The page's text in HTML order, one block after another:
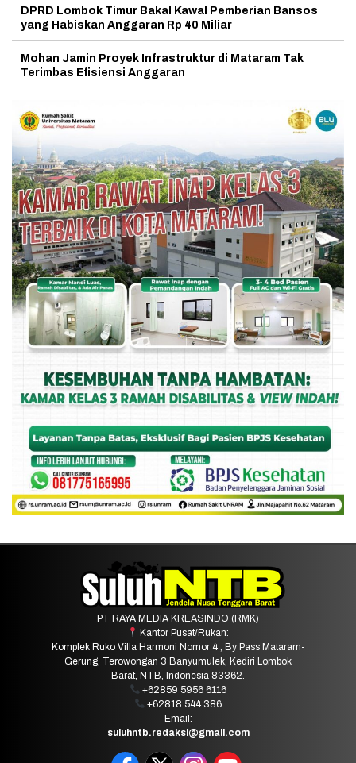
DPRD Lombok Timur Bakal Kawal Pemberian Bansos
yang Habiskan Anggaran Rp 40 Miliar
Mohan Jamin Proyek Infrastruktur di Mataram Tak
Terimbas Efisiensi Anggaran
PT RAYA MEDIA KREASINDO (RMK)
Kantor Pusat/Rukan:
Komplek Ruko Villa Harmoni Nomor 4 , By Pass Mataram-
Gerung, Terowongan 3 Banyumulek, Kediri Lombok
Barat, NTB, Indonesia 83362.
+62859 5956 6116
+62818 544 386
Email:
suluhntb.redaksi@gmail.com